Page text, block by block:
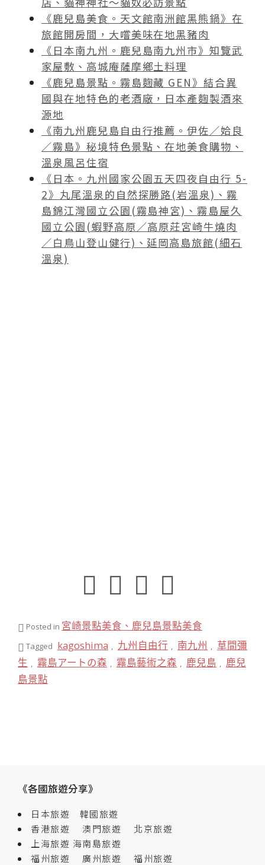
《鹿兒島美食。天文館南洲館黑熊鍋》在
旅館開房間，大嚐美味在地黑豬肉
《日本南九州。鹿兒島南九州市》知覽武
家屋敷、高城庵薩摩鄉土料理
《鹿兒島景點。霧島麴藏 GEN》結合異
國與在地特色的老酒廠，日本產麴製酒來
源地
《南九州鹿兒島自由行推薦。伊佐／姶良
／霧島》秘境特色景點、在地美食購物、
溫泉風呂住宿
《日本。九州國家公園五天四夜自由行 5-
2》丸尾溫泉的自然探勝路(岩溫泉)、霧
島錦江灣國立公園(霧島神宮)、霧島屋久
國立公園(蝦野高原／高原莊宮崎牛燒肉
／白鳥山登山健行)、延岡高島旅館(細石
溫泉)
Posted in 宮崎景點美食、鹿兒島景點美食
Tagged kagoshima , 九州自由行 , 南九州 , 草間彌
生 , 霧島アートの森 , 霧島藝術之森 , 鹿兒島 , 鹿兒
島景點
《各國旅遊分享》
日本旅遊
韓國旅遊
香港旅遊
澳門旅遊
北京旅遊
上海旅遊 海南島旅遊
福州旅遊
廣州旅遊 福州旅遊